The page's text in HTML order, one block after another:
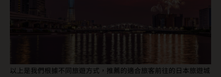
以上是我們根據不同旅遊方式，推薦的適合旅客前往的日本旅遊城